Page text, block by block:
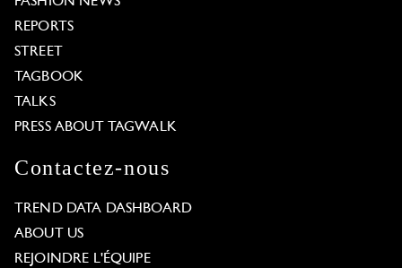
REPORTS
STREET
TAGBOOK
TALKS
PRESS ABOUT TAGWALK
Contactez-nous
TREND DATA DASHBOARD
ABOUT US
REJOINDRE L'ÉQUIPE